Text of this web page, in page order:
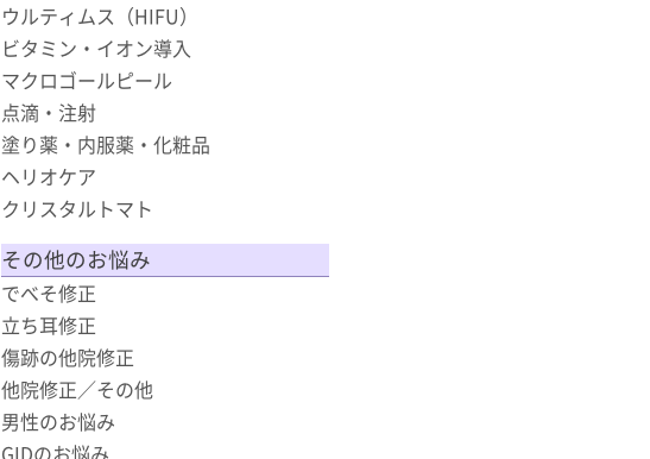
ウルティムス（HIFU）
ビタミン・イオン導入
マクロゴールピール
点滴・注射
塗り薬・内服薬・化粧品
ヘリオケア
クリスタルトマト
その他のお悩み
でべそ修正
立ち耳修正
傷跡の他院修正
他院修正／その他
男性のお悩み
GIDのお悩み